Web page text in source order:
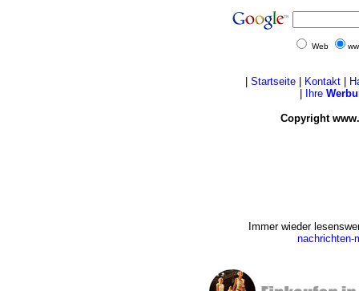
Web
Startseite| Kontakt|
Ihre
Copyright
Immer wieder
nachrichten-